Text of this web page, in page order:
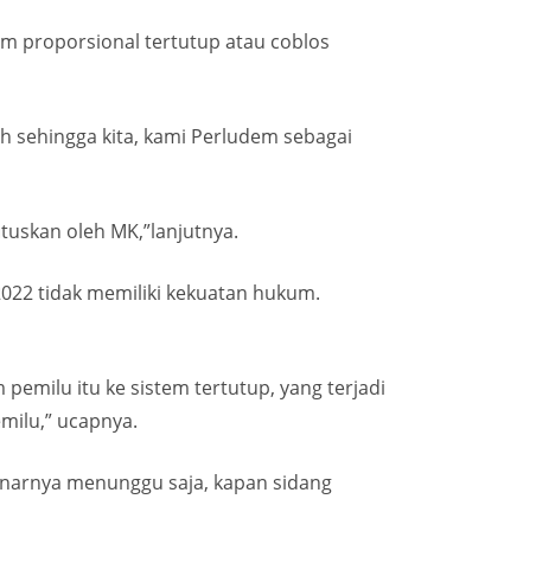
proporsional tertutup atau coblos
sehingga kita, kami Perludem sebagai
oleh MK,”lanjutnya.
tidak memiliki kekuatan hukum.
pemilu itu ke sistem tertutup, yang terjadi
ucapnya.
menunggu saja, kapan sidang